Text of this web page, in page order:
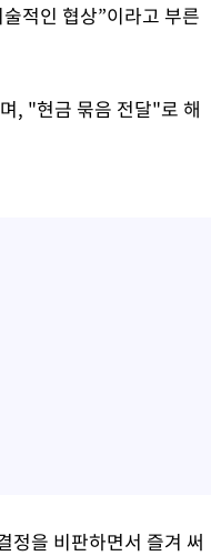
적인 협상”이라고 부른
, "현금 묶음 전달"로 해
정을 비판하면서 즐겨 써